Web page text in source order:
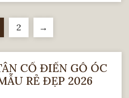
2 →
CỔ ĐIỂN GỖ ÓC
RẺ ĐẸP 2026